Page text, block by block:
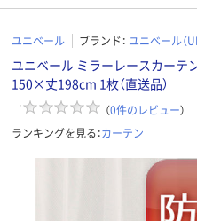
ユニベール ブランド： ユニベール（
ユニベール ミラーレースカーテ
150×丈198cm 1枚（直送品）
（0件のレビュー）
ランキングを見る：カーテン